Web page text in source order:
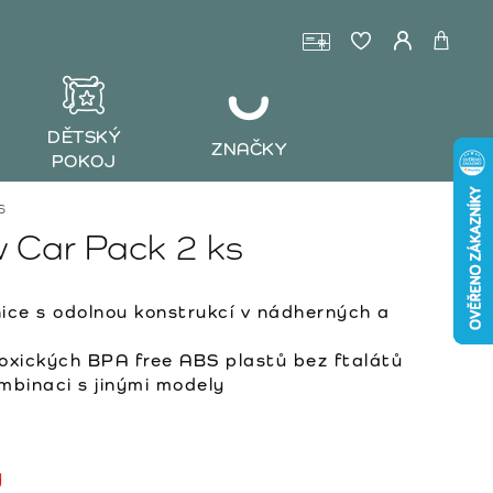
DĚTSKÝ
POKOJ
ZNAČKY
Car Pack 2 ks
s odolnou konstrukcí v nádherných a
BPA free ABS plastů bez ftalátů
s jinými modely